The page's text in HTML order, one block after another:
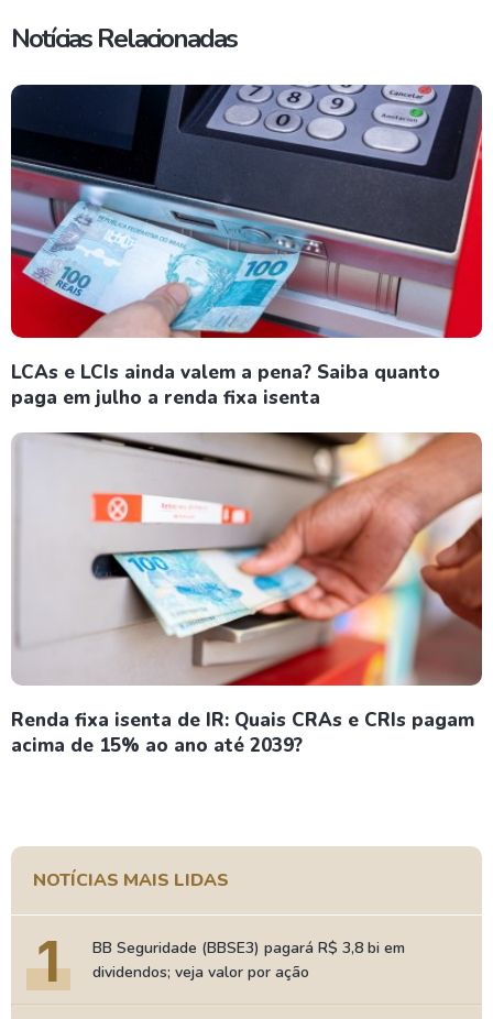
Notícias Relacionadas
LCAs e LCIs ainda valem a pena? Saiba quanto
paga em julho a renda fixa isenta
Renda fixa isenta de IR: Quais CRAs e CRIs pagam
acima de 15% ao ano até 2039?
NOTÍCIAS MAIS LIDAS
1
BB Seguridade (BBSE3) pagará R$ 3,8 bi em
dividendos; veja valor por ação